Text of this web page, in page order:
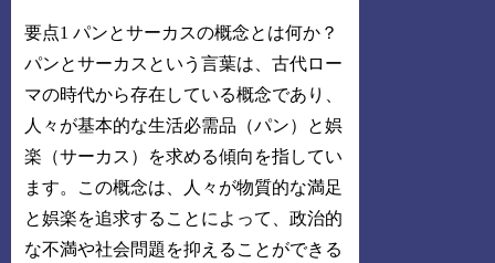
要点1 パンとサーカスの概念とは何か？
パンとサーカスという言葉は、古代ロー
マの時代から存在している概念であり、
人々が基本的な生活必需品（パン）と娯
楽（サーカス）を求める傾向を指してい
ます。この概念は、人々が物質的な満足
と娯楽を追求することによって、政治的
な不満や社会問題を抑えることができる